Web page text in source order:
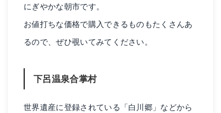
にぎやかな朝市です。
お値打ちな価格で購入できるものもたくさんあ
るので、ぜひ覗いてみてください。
下呂温泉合掌村
世界遺産に登録されている「白川郷」などから